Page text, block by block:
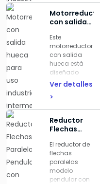
funcionamiento
suave y
eficiente en
cargas
constantes y
variables. Este
motoreductor
es
ampliamente
utilizado en
transporte,
maquinaria
pesada y
industriales
que
demandan
control
preciso de
industriales
pesadas,
ofreciendo
alta
resistencia y
durabilidad
en ambientes
hostiles. Su
colineal
permite una
sistemas
donde el
espacio y la
alineación
son críticos.
Son ideales
para
Motorreductor
con salida
uso
industrial
intermedio,
compacto y
confiable
Este
motorreductor
con salida
hueca está
diseñado
específicamente
aplicaciones
industriales
de nivel
intermedio
que requieren
alta
confiabilidad
y dimensiones
compactas.
Ver detalles
>
Reductor
Flechas
Pendular
con Salida
Hueca y
Polea
Integrada
El reductor de
flechas
paralelas
modelo
pendular con